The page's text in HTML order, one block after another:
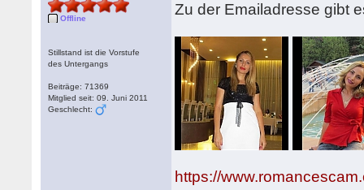
Offline
Stillstand ist die Vorstufe
des Untergangs
Beiträge: 71369
Mitglied seit: 09. Juni 2011
Geschlecht:
Zu der Emailadresse gibt
https://